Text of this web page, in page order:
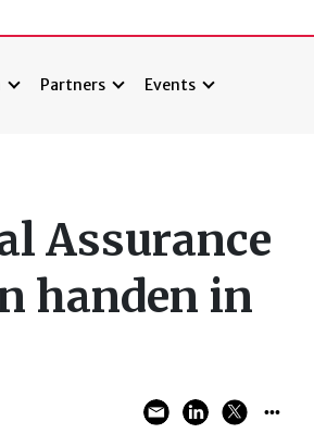
Partners Events
Assurance
handen in